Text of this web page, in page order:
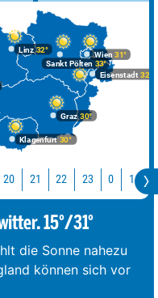
Graz30°
Klagenfurt 30°
Linz32°
Wien 31°
Eisenstadt 32°
Sankt Pölten 33°
20 21 22 23 0 1
15°/31°
die Sonne nahezu
können sich vor